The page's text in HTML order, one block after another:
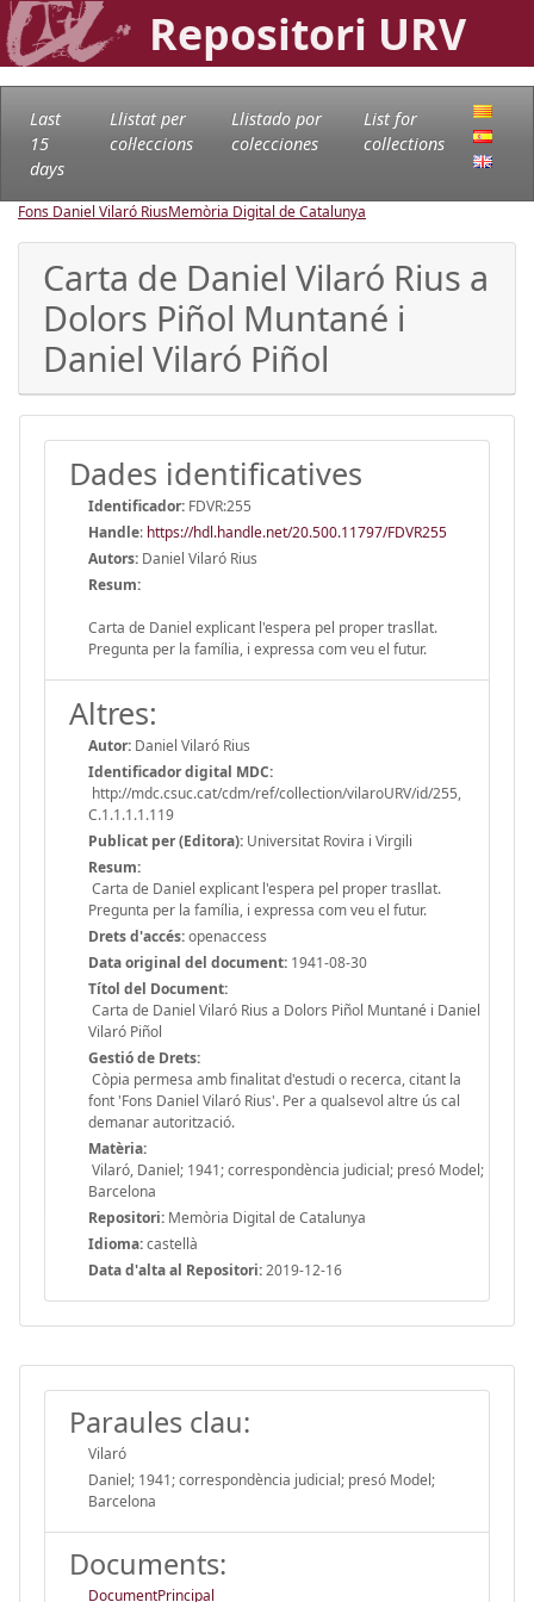
Repositori URV
Last
15
days
Llistat per
col·leccions
Llistado por
colecciones
List for
collections
Fons Daniel Vilaró RiusMemòria Digital de Catalunya
Carta de Daniel Vilaró Rius a
Dolors Piñol Muntané i
Daniel Vilaró Piñol
Dades identificatives
Identificador: FDVR:255
Handle: https://hdl.handle.net/20.500.11797/FDVR255
Autors: Daniel Vilaró Rius
Resum:
Carta de Daniel explicant l'espera pel proper trasllat.
Pregunta per la família, i expressa com veu el futur.
Altres:
Autor: Daniel Vilaró Rius
Identificador digital MDC:
http://mdc.csuc.cat/cdm/ref/collection/vilaroURV/id/255,
C.1.1.1.1.119
Publicat per (Editora): Universitat Rovira i Virgili
Resum:
Carta de Daniel explicant l'espera pel proper trasllat.
Pregunta per la família, i expressa com veu el futur.
Drets d'accés:openaccess
Data original del document: 1941-08-30
Títol del Document:
Carta de Daniel Vilaró Rius a Dolors Piñol Muntané i Daniel
Vilaró Piñol
Gestió de Drets:
Còpia permesa amb finalitat d'estudi o recerca, citant la
font 'Fons Daniel Vilaró Rius'. Per a qualsevol altre ús cal
demanar autorització.
Matèria:
Vilaró, Daniel; 1941; correspondència judicial; presó Model;
Barcelona
Repositori: Memòria Digital de Catalunya
Idioma:castellà
Data d'alta al Repositori:2019-12-16
Paraules clau:
Vilaró
Daniel; 1941; correspondència judicial; presó Model;
Barcelona
Documents:
DocumentPrincipal